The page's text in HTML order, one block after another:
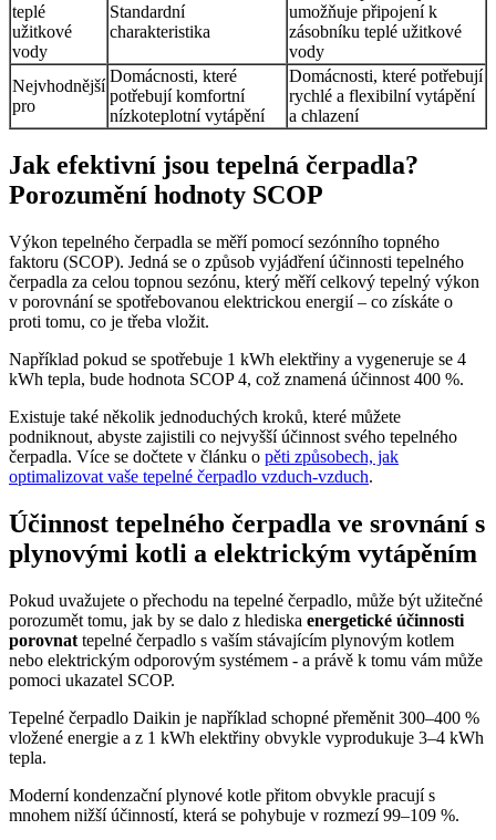
teplé
užitkové
vody
Standardní
charakteristika
umožňuje připojení k
zásobníku teplé užitkové
vody
Nejvhodnější
pro
Domácnosti, které
potřebují komfortní
nízkoteplotní vytápění
Domácnosti, které potřebují
rychlé a flexibilní vytápění
a chlazení
Jak efektivní jsou tepelná čerpadla?
Porozumění hodnoty SCOP
Výkon tepelného čerpadla se měří pomocí sezónního topného
faktoru (SCOP). Jedná se o způsob vyjádření účinnosti tepelného
čerpadla za celou topnou sezónu, který měří celkový tepelný výkon
v porovnání se spotřebovanou elektrickou energií – co získáte o
proti tomu, co je třeba vložit.
Například pokud se spotřebuje 1 kWh elektřiny a vygeneruje se 4
kWh tepla, bude hodnota SCOP 4, což znamená účinnost 400 %.
Existuje také několik jednoduchých kroků, které můžete
podniknout, abyste zajistili co nejvyšší účinnost svého tepelného
čerpadla. Více se dočtete v článku o pěti způsobech, jak
optimalizovat vaše tepelné čerpadlo vzduch-vzduch.
Účinnost tepelného čerpadla ve srovnání s
plynovými kotli a elektrickým vytápěním
Pokud uvažujete o přechodu na tepelné čerpadlo, může být užitečné
porozumět tomu, jak by se dalo z hlediska energetické účinnosti
porovnat tepelné čerpadlo s vaším stávajícím plynovým kotlem
nebo elektrickým odporovým systémem - a právě k tomu vám může
pomoci ukazatel SCOP.
Tepelné čerpadlo Daikin je například schopné přeměnit 300–400 %
vložené energie a z 1 kWh elektřiny obvykle vyprodukuje 3–4 kWh
tepla.
Moderní kondenzační plynové kotle přitom obvykle pracují s
mnohem nižší účinností, která se pohybuje v rozmezí 99–109 %.